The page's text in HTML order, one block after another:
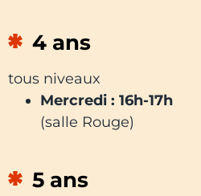
4 ans
tous niveaux
Mercredi : 16h-17h
(salle Rouge)
5 ans